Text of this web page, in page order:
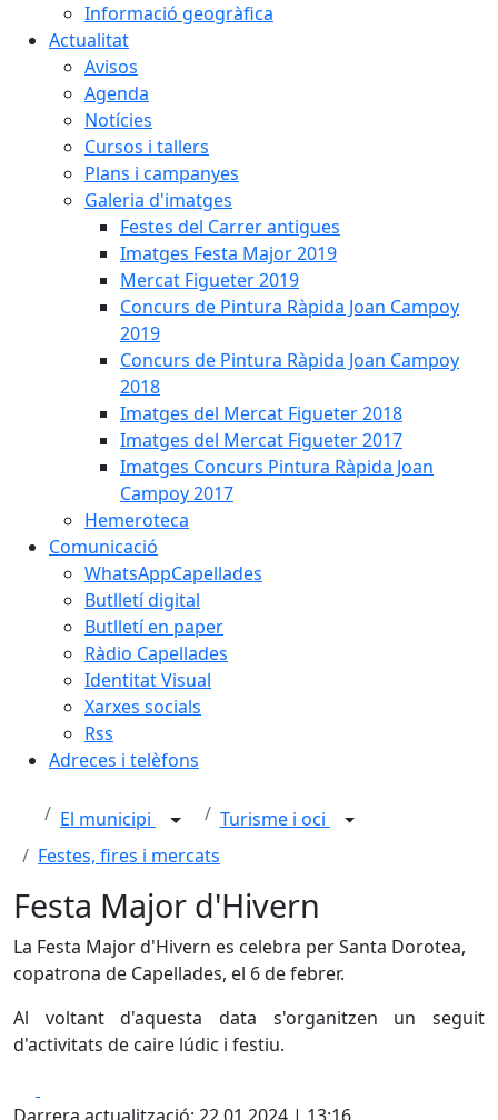
Informació geogràfica
Actualitat
Avisos
Agenda
Notícies
Cursos i tallers
Plans i campanyes
Galeria d'imatges
Festes del Carrer antigues
Imatges Festa Major 2019
Mercat Figueter 2019
Concurs de Pintura Ràpida Joan Campoy
2019
Concurs de Pintura Ràpida Joan Campoy
2018
Imatges del Mercat Figueter 2018
Imatges del Mercat Figueter 2017
Imatges Concurs Pintura Ràpida Joan
Campoy 2017
Hemeroteca
Comunicació
WhatsAppCapellades
Butlletí digital
Butlletí en paper
Ràdio Capellades
Identitat Visual
Xarxes socials
Rss
Adreces i telèfons
El municipi
Turisme i oci
Festes, fires i mercats
Festa Major d'Hivern
La Festa Major d'Hivern es celebra per Santa Dorotea,
copatrona de Capellades, el 6 de febrer.
Al voltant d'aquesta data s'organitzen un seguit
d'activitats de caire lúdic i festiu.